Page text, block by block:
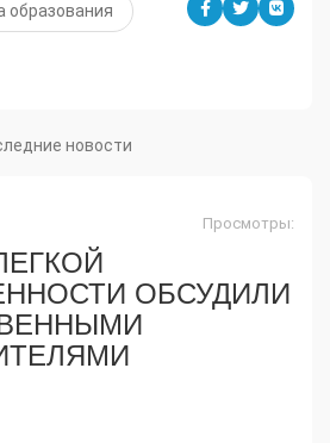
образования
новости
Просмотры:
ОБСУДИЛИ